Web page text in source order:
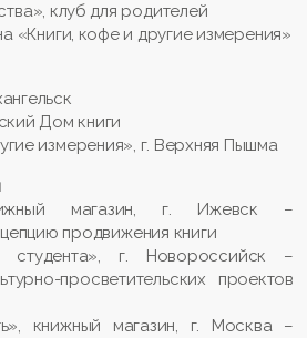
клуб для родителей
«Книги, кофе и другие измерения»
Дом книги
измерения», г. Верхняя Пышма
магазин, г. Ижевск –
продвижения книги
студента», г. Новороссийск –
просветительских проектов
книжный магазин, г. Москва –